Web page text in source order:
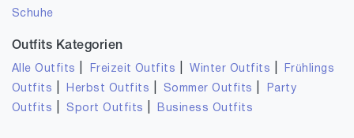
Schuhe
Outfits Kategorien
Alle Outfits Freizeit Outfits |Winter Outfits
Frühlings
Outfits
Herbst Outfits Sommer Outfits
Party
Outfits
Sport Outfits Business Outfits